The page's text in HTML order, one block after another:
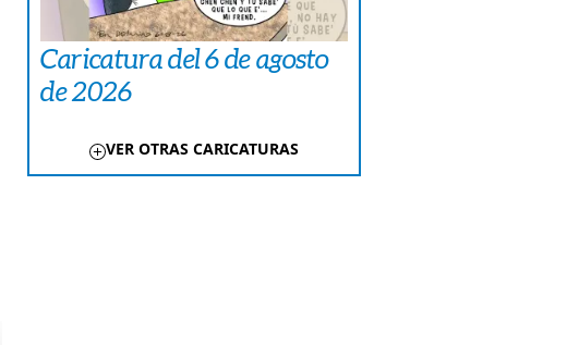
Caricatura del 6 de agosto
de 2026
VER OTRAS CARICATURAS